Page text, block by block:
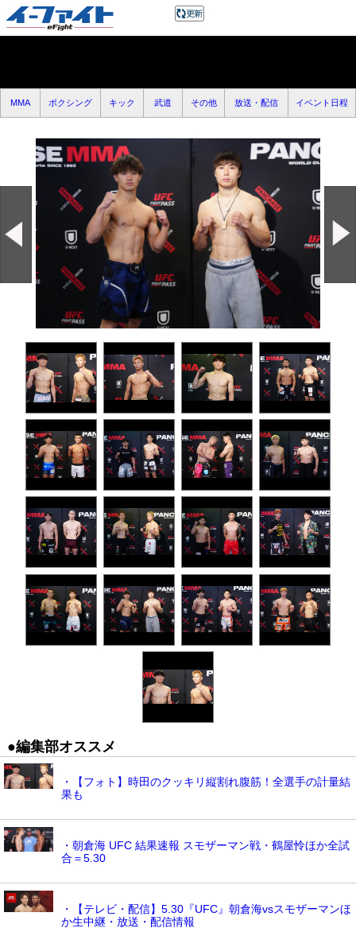
MMA ボクシング キック 武道 その他 放送・配信 イベント日程
●編集部オススメ
・【フォト】時田のクッキリ縦割れ腹筋！全選手の計量結
果も
・朝倉海 UFC 結果速報 スモザーマン戦・鶴屋怜ほか全試
合＝5.30
・【テレビ・配信】5.30『UFC』朝倉海vsスモザーマンほ
か生中継・放送・配信情報